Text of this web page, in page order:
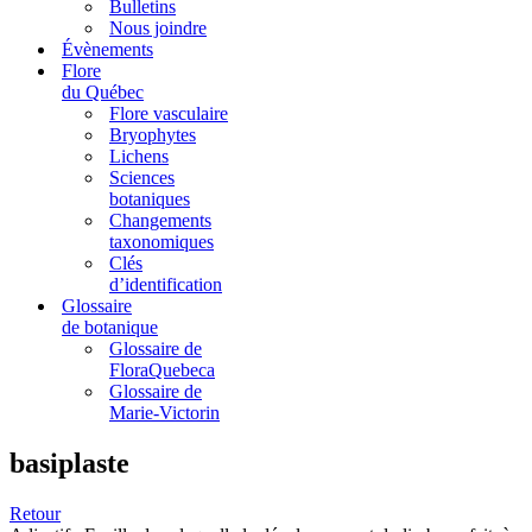
Bulletins
Nous joindre
Évènements
Flore
du Québec
Flore vasculaire
Bryophytes
Lichens
Sciences
botaniques
Changements
taxonomiques
Clés
d’identification
Glossaire
de botanique
Glossaire de
FloraQuebeca
Glossaire de
Marie-Victorin
basiplaste
Retour